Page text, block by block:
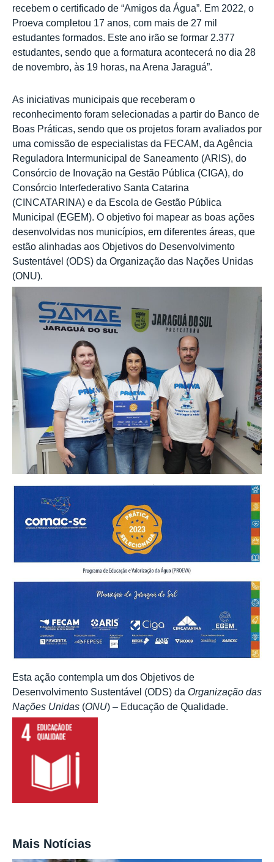
recebem o certificado de “Amigos da Água”. Em 2022, o
Proeva completou 17 anos, com mais de 27 mil
estudantes formados. Este ano irão se formar 2.377
estudantes, sendo que a formatura acontecerá no dia 28
de novembro, às 19 horas, na Arena Jaraguá”.
As iniciativas municipais que receberam o
reconhecimento foram selecionadas a partir do Banco de
Boas Práticas, sendo que os projetos foram avaliados por
uma comissão de especialistas da FECAM, da Agência
Reguladora Intermunicipal de Saneamento (ARIS), do
Consórcio de Inovação na Gestão Pública (CIGA), do
Consórcio Interfederativo Santa Catarina
(CINCATARINA) e da Escola de Gestão Pública
Municipal (EGEM). O objetivo foi mapear as boas ações
desenvolvidas nos municípios, em diferentes áreas, que
estão alinhadas aos Objetivos do Desenvolvimento
Sustentável (ODS) da Organização das Nações Unidas
(ONU).
Esta ação contempla um dos Objetivos de
Desenvolvimento Sustentável (ODS) da Organização das
Nações Unidas (ONU) – Educação de Qualidade.
Mais Notícias